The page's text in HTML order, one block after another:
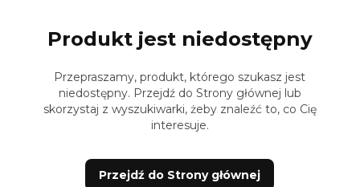
Produkt jest niedostępny
Przepraszamy, produkt, którego szukasz jest
niedostępny. Przejdź do Strony głównej lub
skorzystaj z wyszukiwarki, żeby znaleźć to, co Cię
interesuje.
Przejdź do Strony głównej